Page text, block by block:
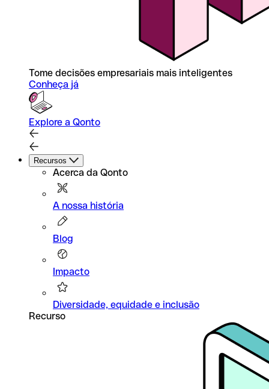
Tome decisões empresariais mais inteligentes
Conheça já
Explore a Qonto
Recursos
Acerca da Qonto
A nossa história
Blog
Impacto
Diversidade, equidade e inclusão
Recurso